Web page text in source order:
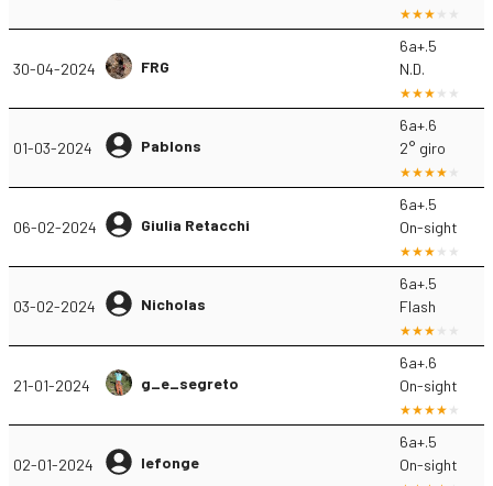
30-04-2024 FRG
6a+.5
N.D.
01-03-2024 Pablons
6a+.6
2° giro
06-02-2024 Giulia Retacchi
6a+.5
On-sight
03-02-2024 Nicholas
6a+.5
Flash
21-01-2024 g_e_segreto
6a+.6
On-sight
02-01-2024 lefonge
6a+.5
On-sight